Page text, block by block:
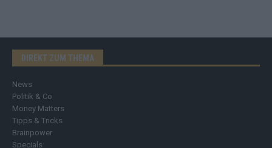
DIREKT ZUM THEMA
News
Politik & Co
Money Matters
Tipps & Tricks
Brainpower
Specials